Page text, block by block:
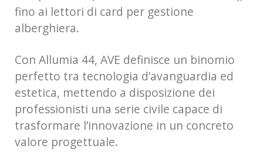
fino ai lettori di card per gestione
alberghiera.
Con Allumia 44, AVE definisce un binomio
perfetto tra tecnologia d’avanguardia ed
estetica, mettendo a disposizione dei
professionisti una serie civile capace di
trasformare l’innovazione in un concreto
valore progettuale.